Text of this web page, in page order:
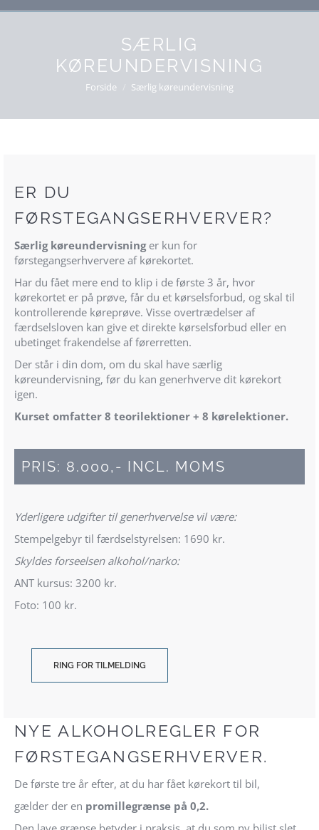
SÆRLIG
KØREUNDERVISNING
Du er her:
Forside Særlig køreundervisning
ER DU
FØRSTEGANGSERHVERVER?
Særlig køreundervisning er kun for
førstegangserhververe af kørekortet.
Har du fået mere end to klip i de første 3 år, hvor
kørekortet er på prøve, får du et kørselsforbud, og skal til
kontrollerende køreprøve. Visse overtrædelser af
færdselsloven kan give et direkte kørselsforbud eller en
ubetinget frakendelse af førerretten.
Der står i din dom, om du skal have særlig
køreundervisning, før du kan generhverve dit kørekort
igen.
Kurset omfatter 8 teorilektioner + 8 kørelektioner.
PRIS: 8.000,- INCL. MOMS
Yderligere udgifter til generhvervelse vil være:
Stempelgebyr til færdselstyrelsen: 1690 kr.
Skyldes forseelsen alkohol/narko:
ANT kursus: 3200 kr.
Foto: 100 kr.
RING FOR TILMELDING
NYE ALKOHOLREGLER FOR
FØRSTEGANGSERHVERVER.
De første tre år efter, at du har fået kørekort til bil,
gælder der en promillegrænse på 0,2.